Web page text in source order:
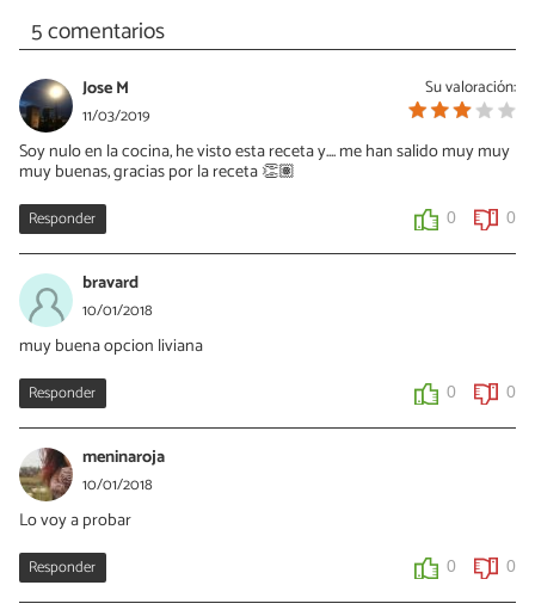
5 comentarios
Su valoración:
Jose M
11/03/2019
Soy nulo en la cocina, he visto esta receta y.... me han salido muy muy
muy buenas, gracias por la receta 👏🏽
Responder 0 0
bravard
10/01/2018
muy buena opcion liviana
Responder 0 0
meninaroja
10/01/2018
Lo voy a probar
Responder 0 0